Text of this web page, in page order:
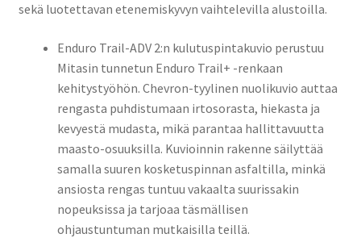
sekä luotettavan etenemiskyvyn vaihtelevilla alustoilla.
Enduro Trail-ADV 2:n kulutuspintakuvio perustuu
Mitasin tunnetun Enduro Trail+ -renkaan
kehitystyöhön. Chevron-tyylinen nuolikuvio auttaa
rengasta puhdistumaan irtosorasta, hiekasta ja
kevyestä mudasta, mikä parantaa hallittavuutta
maasto-osuuksilla. Kuvioinnin rakenne säilyttää
samalla suuren kosketuspinnan asfaltilla, minkä
ansiosta rengas tuntuu vakaalta suurissakin
nopeuksissa ja tarjoaa täsmällisen
ohjaustuntuman mutkaisilla teillä.